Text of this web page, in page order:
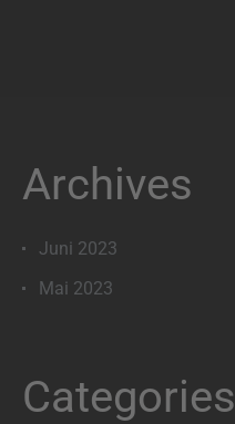
Archives
Juni 2023
Mai 2023
Categories